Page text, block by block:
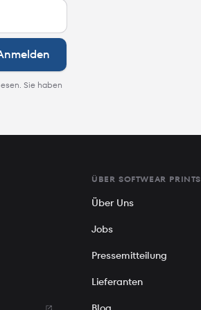
Sie haben
ÜBER SOFTWEAR PRINTS
Über Uns
Jobs
Pressemitteilung
Lieferanten